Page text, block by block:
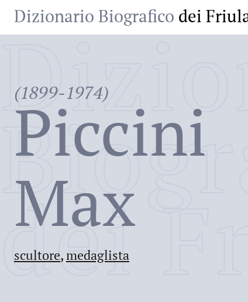
Dizionario Biografico dei
(1899-1974)
Piccini
Max
scultore,medaglista
dei